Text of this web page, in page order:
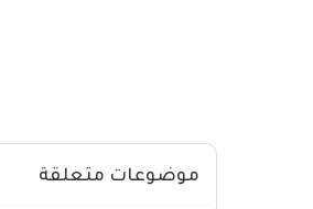
موضوعات متعلقة